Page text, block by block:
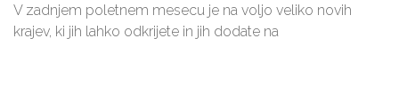
V zadnjem poletnem mesecu je na voljo veliko novih
krajev, ki jih lahko odkrijete in jih dodate na